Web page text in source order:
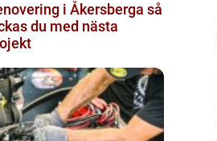
i Åkersberga så
du med nästa